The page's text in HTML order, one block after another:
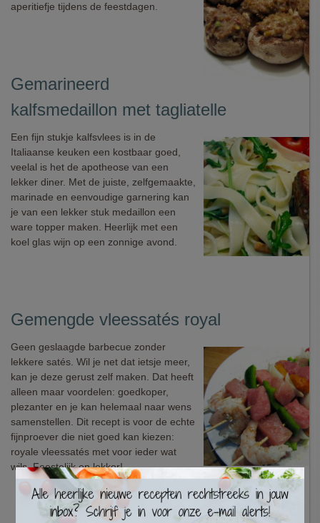
aperitiefje tijdens de feestdagen.
Gemarineerd
kalfsmedaillon met tagliatelle
Een fijn stukje kalfsvlees is in de
Italiaanse keuken een kostbaar goed,
veelal is het de apotheose van een
lekker diner. Met de juiste, zelfgemaakte,
marinade en eenvoudige garnering kan
je van een lekker stuk medaillon een
ware topper maken. Heerlijk met een
koel glas wijn op een zonnige avond.
Gemengde vleessatés royal
Geen geslaagde barbecue zonder
lekkere satés. Wil je net dat ietsje meer,
kan je deze gerust zelf maken. Dat heeft
alleen maar voordelen: goedkoper,
plezanter en je kan helemaal naar wens
samenstellen. Dit recept is voor de echte
fijnproever die niet goed kan kiezen:
royale vleessatés met voor ieder wat
wils. Feestelijk en lekker!
×